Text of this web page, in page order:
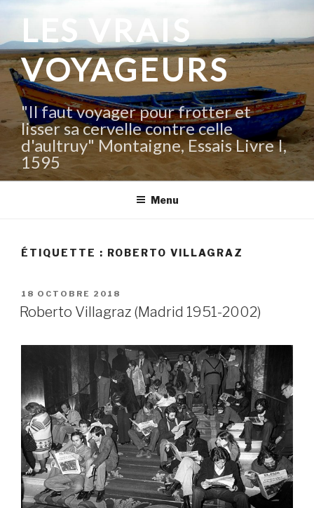
contenu
principal
LES VRAIS
VOYAGEURS
"Il faut voyager pour frotter et
lisser sa cervelle contre celle
d'aultruy" Montaigne, Essais Livre I,
1595
Menu
ÉTIQUETTE : ROBERTO VILLAGRAZ
PUBLIÉ
LE
18 OCTOBRE 2018
Roberto Villagraz (Madrid 1951-2002)